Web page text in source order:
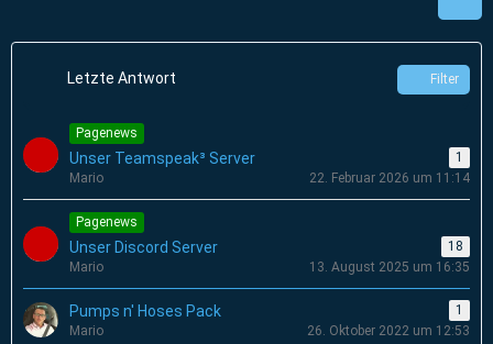
Letzte Antwort Filter
Pagenews
Unser Teamspeak³ Server
1
Mario
22. Februar 2026 um 11:14
Pagenews
Unser Discord Server
18
Mario
13. August 2025 um 16:35
Pumps n' Hoses Pack
1
Mario
26. Oktober 2022 um 12:53